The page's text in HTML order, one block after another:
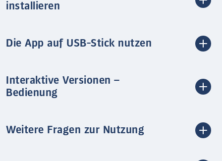
installieren
Die App auf USB-Stick nutzen
Interaktive Versionen –
Bedienung
Weitere Fragen zur Nutzung